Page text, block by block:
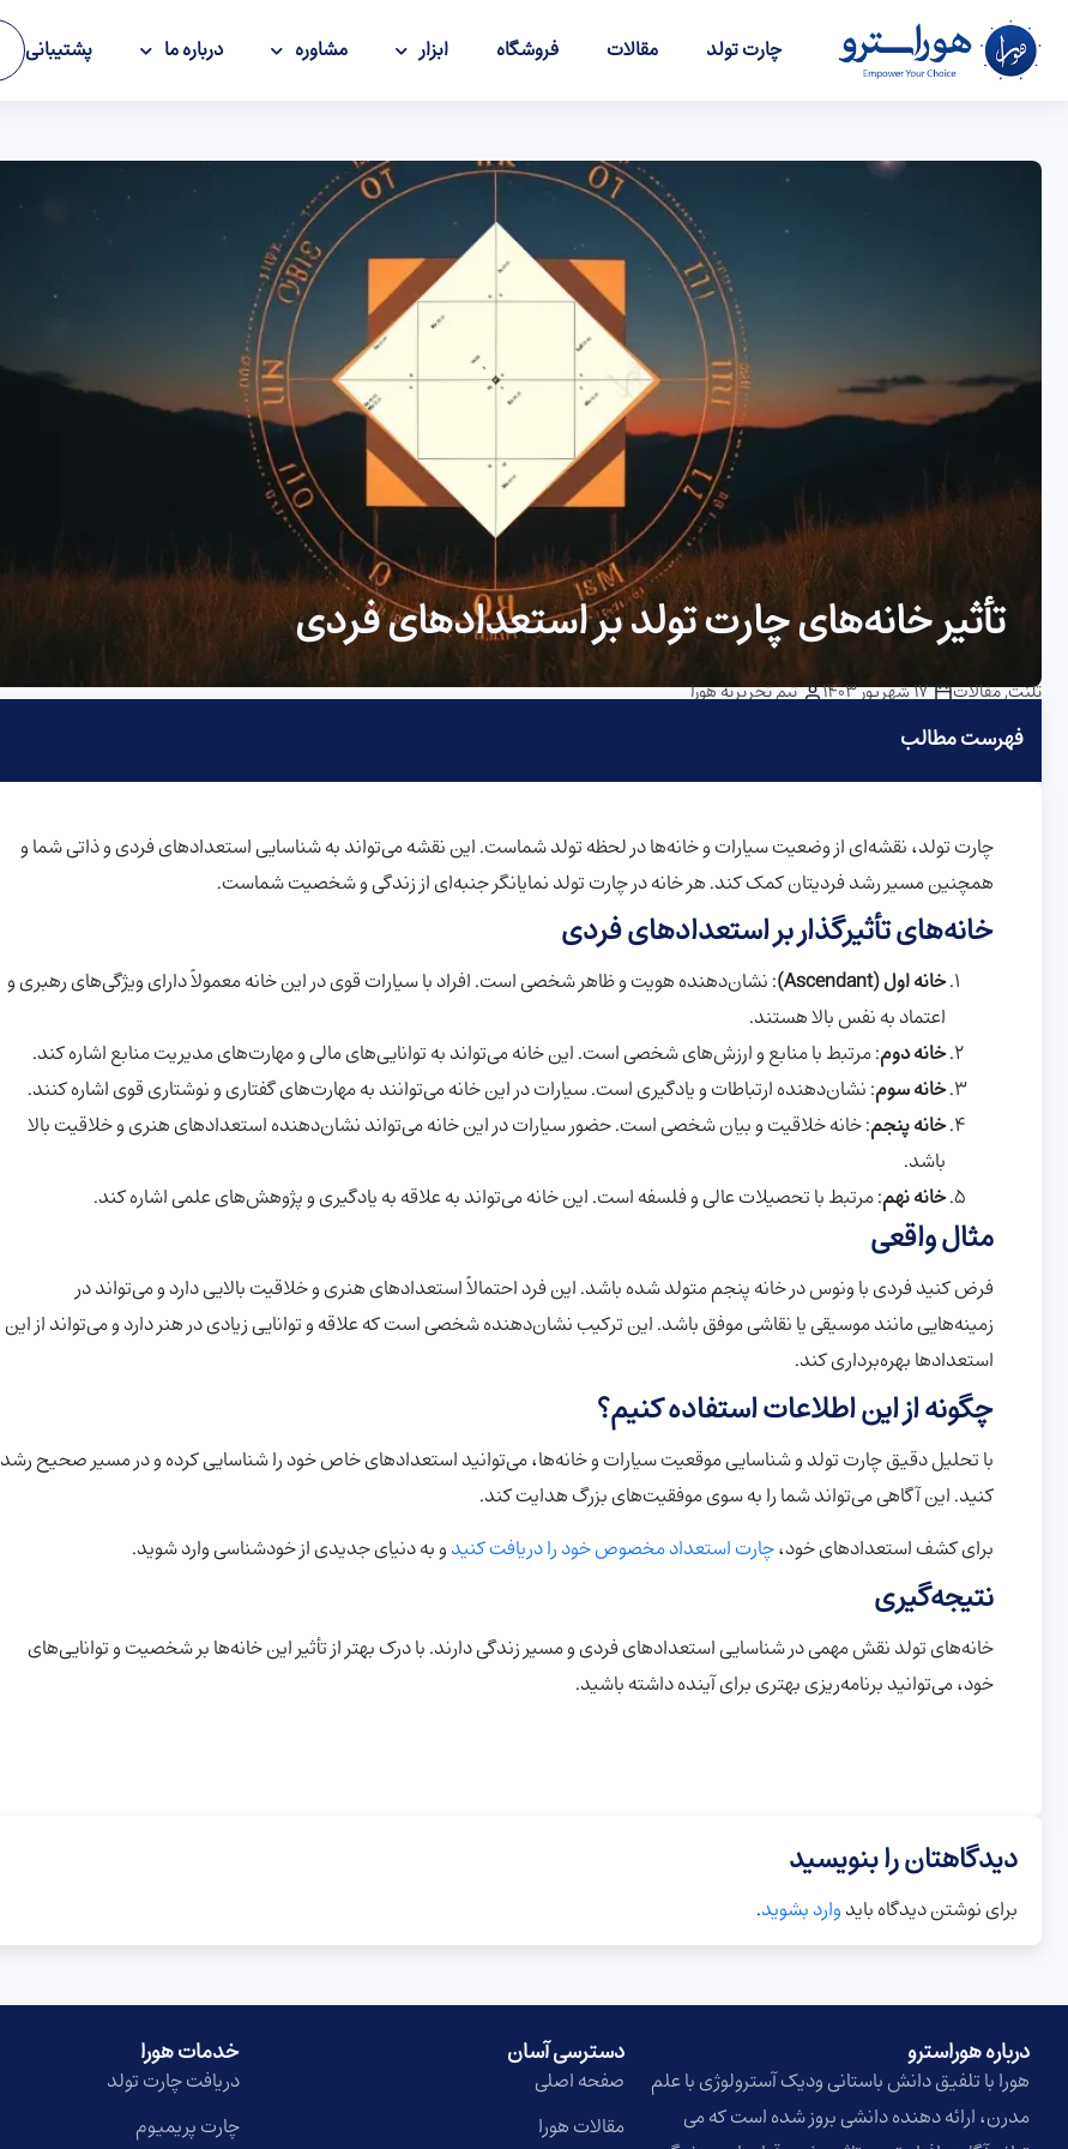
چارت تولد مقالات فروشگاه ابزار مشاوره درباره ما پشتیبانی
تأثیر خانه‌های چارت تولد بر استعدادهای فردی
تلنت,مقالات 17 شهریور 1403 تیم تحریریه هورا
فهرست مطالب
چارت تولد، نقشه‌ای از وضعیت سیارات و خانه‌ها در لحظه تولد شماست. این نقشه می‌تواند به شناسایی استعدادهای فردی و ذاتی شما و
همچنین مسیر رشد فردیتان کمک کند. هر خانه در چارت تولد نمایانگر جنبه‌ای از زندگی و شخصیت شماست.
خانه‌های تأثیرگذار بر استعدادهای فردی
خانه اول (Ascendant)
: نشان‌دهنده هویت و ظاهر شخصی است. افراد با سیارات قوی در این خانه معمولاً دارای ویژگی‌های رهبری و
اعتماد به نفس بالا هستند.
خانه دوم: مرتبط با منابع و ارزش‌های شخصی است. این خانه می‌تواند به توانایی‌های مالی و مهارت‌های مدیریت منابع اشاره کند.
خانه سوم: نشان‌دهنده ارتباطات و یادگیری است. سیارات در این خانه می‌توانند به مهارت‌های گفتاری و نوشتاری قوی اشاره کنند.
خانه پنجم: خانه خلاقیت و بیان شخصی است. حضور سیارات در این خانه می‌تواند نشان‌دهنده استعدادهای هنری و خلاقیت بالا
باشد.
خانه نهم: مرتبط با تحصیلات عالی و فلسفه است. این خانه می‌تواند به علاقه به یادگیری و پژوهش‌های علمی اشاره کند.
مثال واقعی
فرض کنید فردی با ونوس در خانه پنجم متولد شده باشد. این فرد احتمالاً استعدادهای هنری و خلاقیت بالایی دارد و می‌تواند در
زمینه‌هایی مانند موسیقی یا نقاشی موفق باشد. این ترکیب نشان‌دهنده شخصی است که علاقه و توانایی زیادی در هنر دارد و می‌تواند از این
استعدادها بهره‌برداری کند.
چگونه از این اطلاعات استفاده کنیم؟
با تحلیل دقیق چارت تولد و شناسایی موقعیت سیارات و خانه‌ها، می‌توانید استعدادهای خاص خود را شناسایی کرده و در مسیر صحیح رشد
کنید. این آگاهی می‌تواند شما را به سوی موفقیت‌های بزرگ هدایت کند.
برای کشف استعدادهای خود،چارت استعداد مخصوص خود را دریافت کنیدو به دنیای جدیدی از خودشناسی وارد شوید.
نتیجه‌گیری
خانه‌های تولد نقش مهمی در شناسایی استعدادهای فردی و مسیر زندگی دارند. با درک بهتر از تأثیر این خانه‌ها بر شخصیت و توانایی‌های
خود، می‌توانید برنامه‌ریزی بهتری برای آینده داشته باشید.
دیدگاهتان را بنویسید
برای نوشتن دیدگاه بایدوارد بشوید.
درباره هوراسترو​
هورا با تلفیق دانش باستانی ودیک آسترولوژی با علم
مدرن، ارائه دهنده دانشی بروز شده است که می
دسترسی آسان
صفحه اصلی
مقالات هورا
خدمات هورا
دریافت چارت تولد
چارت پریمیوم